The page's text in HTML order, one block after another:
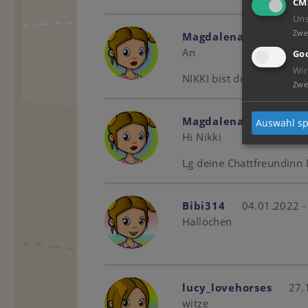
Magdalena3456
An
NIKKI bist du da?
Magdalena3456
Hi Nikki
Lg deine Chattfreundinn
Bibi314
04.01.2022
Hallöchen
lucy_lovehorses
witze
Auswahl